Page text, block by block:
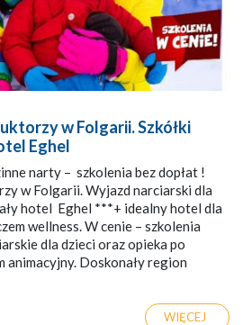
w Folgarii. Szkółki
Eghel
narty – szkolenia bez dopłat !
w Folgarii. Wyjazd narciarski dla
hotel Eghel ***+ idealny hotel dla
wellness. W cenie – szkolenia
dla dzieci oraz opieka po
Doskonały region
WIĘCEJ